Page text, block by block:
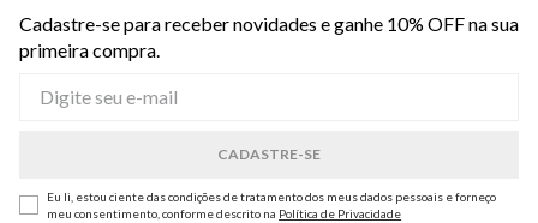
Cadastre-se para receber novidades e ganhe 10% OFF na sua
primeira compra.
Eu li, estou ciente das condições de tratamento dos meus dados pessoais e forneço
meu consentimento, conforme descrito na Política de Privacidade